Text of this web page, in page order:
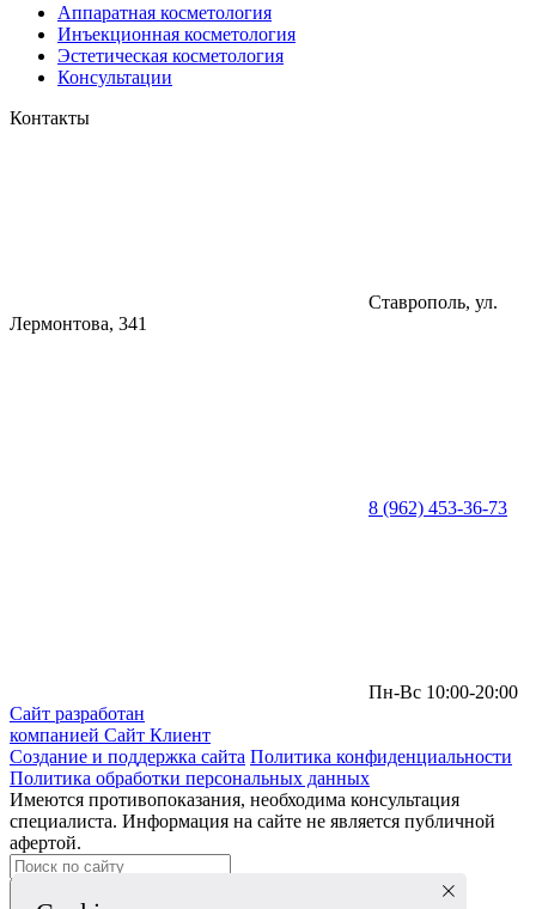
Аппаратная косметология
Инъекционная косметология
Эстетическая косметология
Консультации
Контакты
Ставрополь, ул.
Лермонтова, 341
8 (962) 453-36-73
Пн-Вс 10:00-20:00
Сайт разработан
компанией Сайт Клиент
Создание и поддержка сайта Политика конфиденциальности
Политика обработки персональных данных
Имеются противопоказания, необходима консультация
специалиста. Информация на сайте не является публичной
афертой.